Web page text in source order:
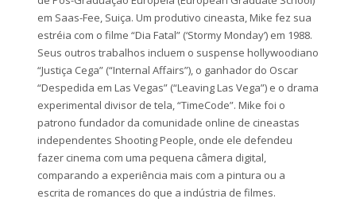
em Saas-Fee, Suiça. Um produtivo cineasta, Mike fez sua
estréia com o filme “Dia Fatal” (‘Stormy Monday’) em 1988.
Seus outros trabalhos incluem o suspense hollywoodiano
“Justiça Cega” (“Internal Affairs”), o ganhador do Oscar
“Despedida em Las Vegas” (“Leaving Las Vega”) e o drama
experimental divisor de tela, “TimeCode”. Mike foi o
patrono fundador da comunidade online de cineastas
independentes Shooting People, onde ele defendeu
fazer cinema com uma pequena câmera digital,
comparando a experiência mais com a pintura ou a
escrita de romances do que a indústria de filmes.